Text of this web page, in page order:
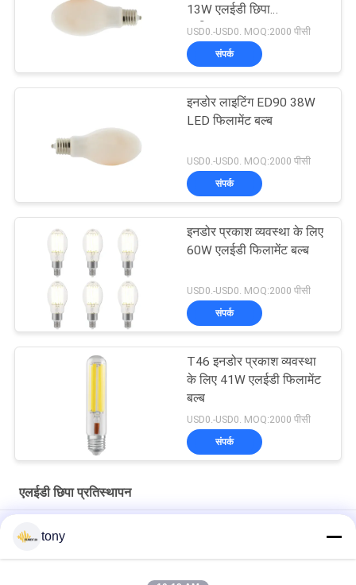
13W एलईडी छिपा
प्रतिस्थापन
USD0.-USD0. MOQ:2000 पीसी
संपर्क
इनडोर लाइटिंग ED90 38W
LED फिलामेंट बल्ब
USD0.-USD0. MOQ:2000 पीसी
संपर्क
इनडोर प्रकाश व्यवस्था के लिए
60W एलईडी फिलामेंट बल्ब
USD0.-USD0. MOQ:2000 पीसी
संपर्क
T46 इनडोर प्रकाश व्यवस्था
के लिए 41W एलईडी फिलामेंट
बल्ब
USD0.-USD0. MOQ:2000 पीसी
संपर्क
एलईडी छिपा प्रतिस्थापन
एलईडी फिलामेंट बल्ब
tony